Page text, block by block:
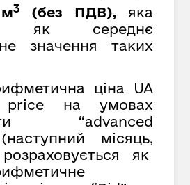
3 (без ПДВ), яка
як середнє
значення таких
ціна UA
на умовах
“advanced
місяць,
як